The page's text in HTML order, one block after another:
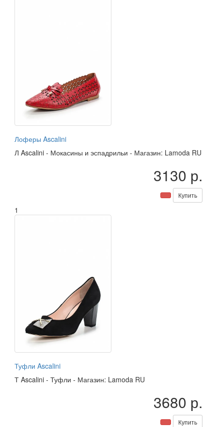
Лоферы Ascalini
Л Ascalini - Мокасины и эспадрильи - Магазин: Lamoda RU
3130 р.
Купить
1
Туфли Ascalini
Т Ascalini - Туфли - Магазин: Lamoda RU
3680 р.
Купить